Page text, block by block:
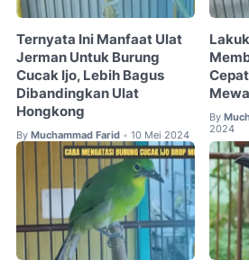
Ternyata Ini Manfaat Ulat
Jerman Untuk Burung
Cucak Ijo, Lebih Bagus
Dibandingkan Ulat
Hongkong
By Muchammad Farid • 10 Mei 2024
By
2024